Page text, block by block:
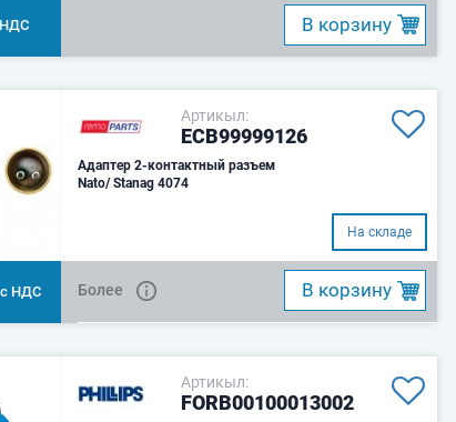
B корзину
Артикыл:
ECB99999126
Адаптер 2-контактный разъем
Nato/ Stanag 4074
На складе
с НДС Более B корзину
Артикыл:
FORB00100013002